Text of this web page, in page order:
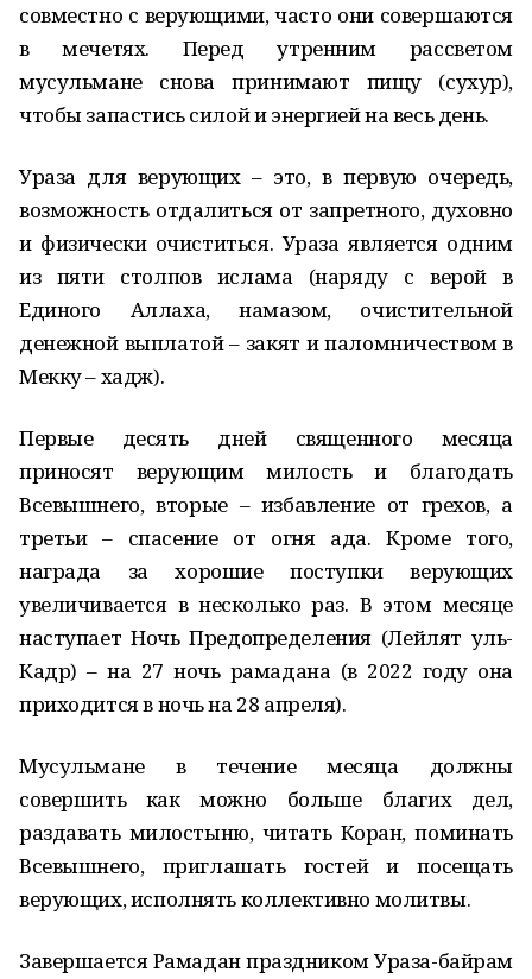
совместно с верующими, часто они совершаются
в мечетях. Перед утренним рассветом
мусульмане снова принимают пищу (сухур),
чтобы запастись силой и энергией на весь день.
Ураза для верующих – это, в первую очередь,
возможность отдалиться от запретного, духовно
и физически очиститься. Ураза является одним
из пяти столпов ислама (наряду с верой в
Единого Аллаха, намазом, очистительной
денежной выплатой – закят и паломничеством в
Мекку – хадж).
Первые десять дней священного месяца
приносят верующим милость и благодать
Всевышнего, вторые – избавление от грехов, а
третьи – спасение от огня ада. Кроме того,
награда за хорошие поступки верующих
увеличивается в несколько раз. В этом месяце
наступает Ночь Предопределения (Лейлят уль-
Кадр) – на 27 ночь рамадана (в 2022 году она
приходится в ночь на 28 апреля).
Мусульмане в течение месяца должны
совершить как можно больше благих дел,
раздавать милостыню, читать Коран, поминать
Всевышнего, приглашать гостей и посещать
верующих, исполнять коллективно молитвы.
Завершается Рамадан праздником Ураза-байрам